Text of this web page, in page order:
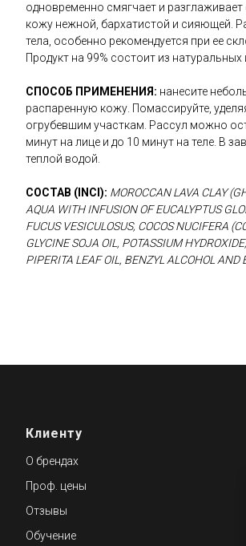
одновременно смягчает и
кожу нежной, бархатистой и сияющей.
тела, особенно рекомендуется при ее
Продукт на 99% состоит из натуральных
СПОСОБ ПРИМЕНЕНИЯ: нанесите
распаренную кожу. Помассируйте,
огрубевшим участкам. Рассул можно
минут на лице и до 10 минут на теле. В
теплой водой.
СОСТАВ (INCI): MOROCCAN LAVA CLAY
AQUA WITH INFUSION OF EUCALYPTUS
FUCUS VESICULOSUS, COCOS NUCIFERA
GLYCINE SOJA OIL, POTASSIUM
PIPERITA LEAF OIL, BENZYL ALCOHOL AND
Клиенту
О брендах
Проф. цены
Отзывы
Обучение